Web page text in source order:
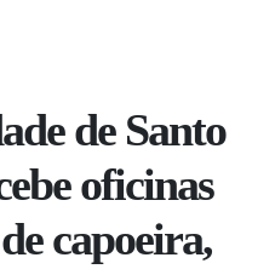
de Santo
oficinas
capoeira,